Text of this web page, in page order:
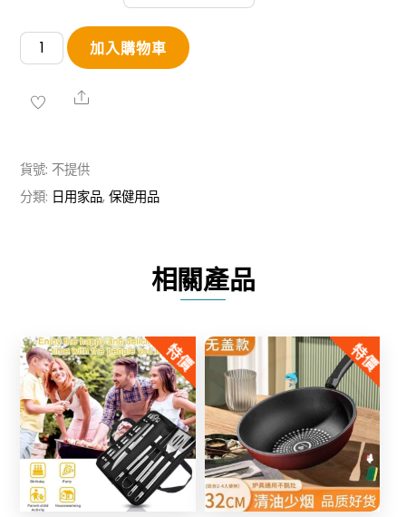
【特
價】
蝶
頸
枕
加入購物車
Share
貨號: 不提供
分類: 日用家品,保健用品
相關產品
特價
Share
特價
Share